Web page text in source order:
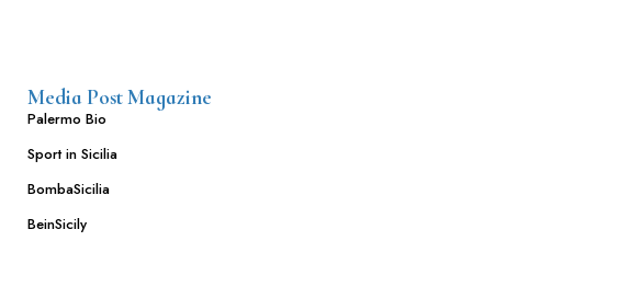
Media Post Magazine
Palermo Bio
Sport in Sicilia
BombaSicilia
BeinSicily